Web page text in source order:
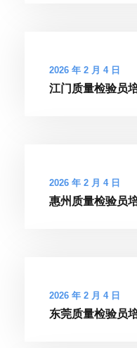
2026 年 2 月 4 日
江门质量检验员
2026 年 2 月 4 日
惠州质量检验员
2026 年 2 月 4 日
东莞质量检验员